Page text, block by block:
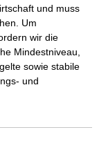
und muss
Um
wir die
Mindestniveau,
sowie stabile
und